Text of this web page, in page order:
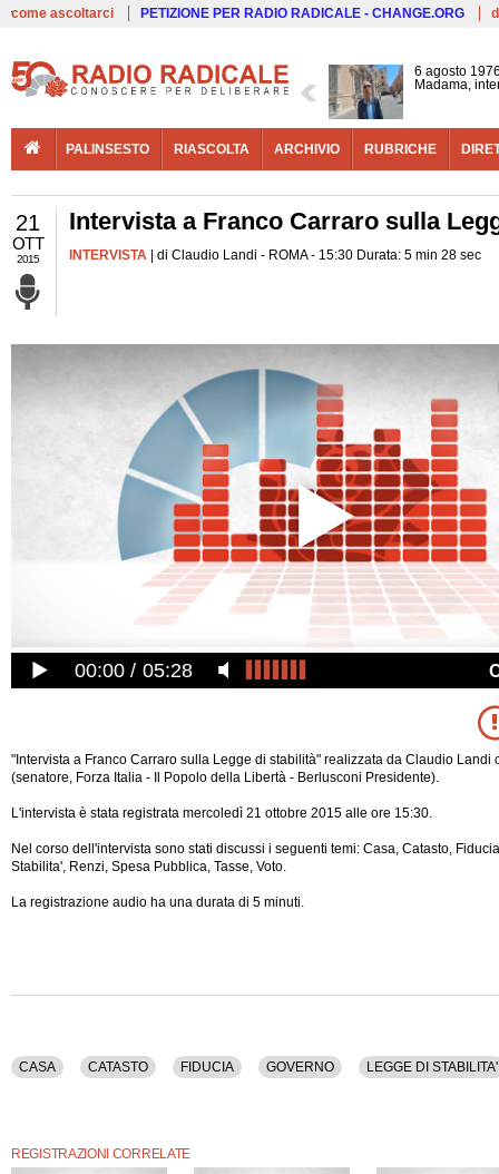
come ascoltarci PETIZIONE PER RADIO RADICALE - CHANGE.ORG
6 agosto
Madama,
PALINSESTO RIASCOLTA ARCHIVIO RUBRICHE
21
OTT
2015
Intervista a Franco Carraro sulla
INTERVISTA | di Claudio Landi - ROMA - 15:30 Durata: 5 min 28 sec
00:00 05:28
"Intervista a Franco Carraro sulla Legge di stabilità" realizzata da Claudio Landi
(senatore, Forza Italia - Il Popolo della Libertà - Berlusconi Presidente).
L'intervista è stata registrata mercoledì 21 ottobre 2015 alle ore 15:30.
Nel corso dell'intervista sono stati discussi i seguenti temi: Casa, Catasto,
Stabilita', Renzi, Spesa Pubblica, Tasse, Voto.
La registrazione audio ha una durata di 5 minuti.
CASA CATASTO FIDUCIA GOVERNO LEGGE DI STABILITA'
REGISTRAZIONI CORRELATE